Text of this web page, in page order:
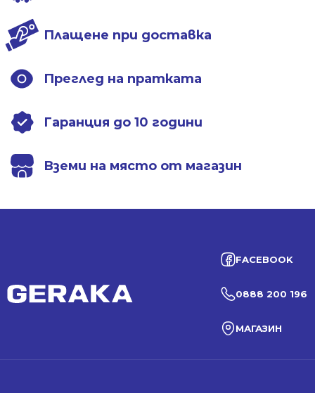
Плащене при доставка
Преглед на пратката
Гаранция до 10 години
Вземи на място от магазин
FACEBOOK
0888 200 196
МАГАЗИН